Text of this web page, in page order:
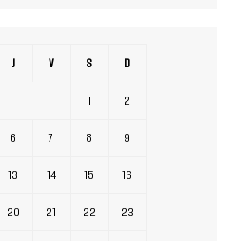
J V S D
1 2
6 7 8 9
13 14 15 16
20 21 22 23